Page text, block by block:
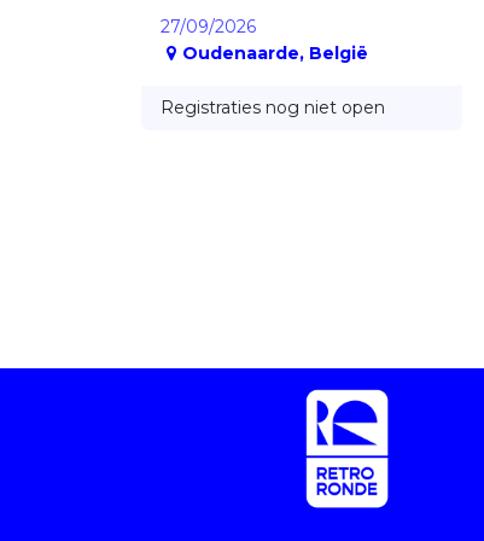
27/09/2026
Oudenaarde, België
Registraties nog niet open